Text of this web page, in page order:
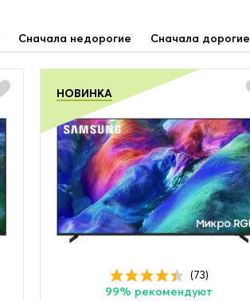
Сначала недорогие Сначала дорогие
НОВИНКА
(73)
99% рекомендуют